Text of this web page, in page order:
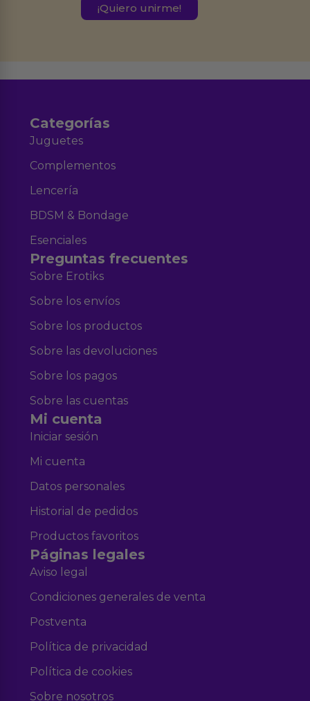
Destinatarios:Ferran Roig Muñoz. Podrás ejercer tus
Categorías
Juguetes
Complementos
Lencería
BDSM & Bondage
Esenciales
Preguntas frecuentes
Sobre Erotiks
Sobre los envíos
Sobre los productos
Sobre las devoluciones
Sobre los pagos
Sobre las cuentas
Mi cuenta
Iniciar sesión
Mi cuenta
Datos personales
Historial de pedidos
Productos favoritos
Páginas legales
Aviso legal
Condiciones generales de venta
Postventa
Política de privacidad
Política de cookies
Sobre nosotros